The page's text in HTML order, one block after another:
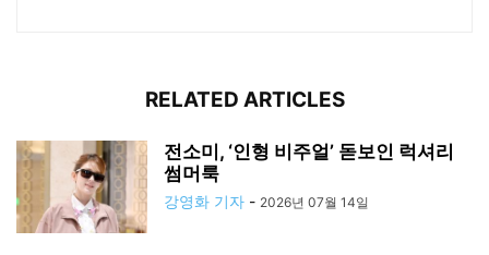
RELATED ARTICLES
전소미, ‘인형 비주얼’ 돋보인 럭셔리
썸머룩
강영화 기자 - 2026년 07월 14일